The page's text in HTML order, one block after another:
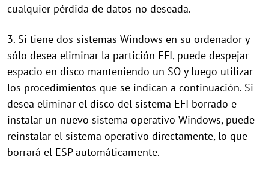
cualquier pérdida de datos no deseada.
3. Si tiene dos sistemas Windows en su ordenador y
sólo desea eliminar la partición EFI, puede despejar
espacio en disco manteniendo un SO y luego utilizar
los procedimientos que se indican a continuación. Si
desea eliminar el disco del sistema EFI borrado e
instalar un nuevo sistema operativo Windows, puede
reinstalar el sistema operativo directamente, lo que
borrará el ESP automáticamente.